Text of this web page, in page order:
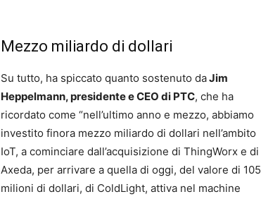
Mezzo miliardo di dollari
Su tutto, ha spiccato quanto sostenuto daJim
Heppelmann, presidente e CEO di PTC, che ha
ricordato come “nell’ultimo anno e mezzo, abbiamo
investito finora mezzo miliardo di dollari nell’ambito
IoT, a cominciare dall’acquisizione di ThingWorx e di
Axeda, per arrivare a quella di oggi, del valore di 105
milioni di dollari, di ColdLight, attiva nel machine